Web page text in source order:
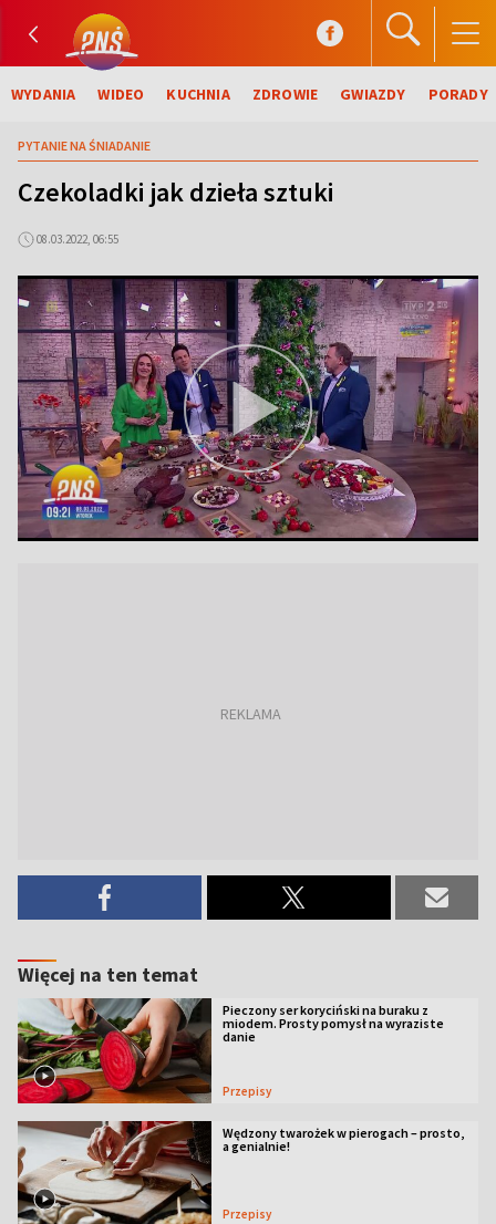
WYDANIA WIDEO KUCHNIA ZDROWIE GWIAZDY PORADY
PYTANIE NA ŚNIADANIE
Czekoladki jak dzieła sztuki
08.03.2022, 06:55
Więcej na ten temat
Pieczony ser koryciński na buraku z
miodem. Prosty pomysł na wyraziste
danie
Przepisy
Wędzony twarożek w pierogach – prosto,
a genialnie!
Przepisy